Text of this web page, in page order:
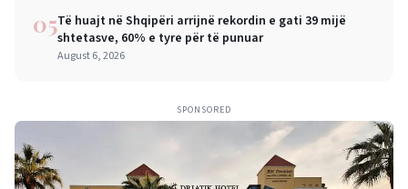
05Të huajt në Shqipëri arrijnë rekordin e gati 39 mijë
shtetasve, 60% e tyre për të punuar
August 6, 2026
SPONSORED